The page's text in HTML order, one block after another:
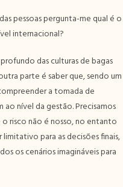
pessoas pergunta-me qual é o
internacional?
das culturas de bagas
parte é saber que, sendo um
a tomada de
nível da gestão. Precisamos
risco não é nosso, no entanto
para as decisões finais,
os cenários imagináveis para